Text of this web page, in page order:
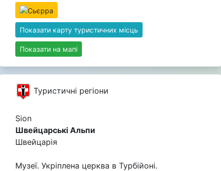
Показати карту туристичних місць
Показати на мапі
Туристичні регіони
Sion
Швейцарські Альпи
Швейцарія
Музеї. Укріплена церква в Турбійоні.